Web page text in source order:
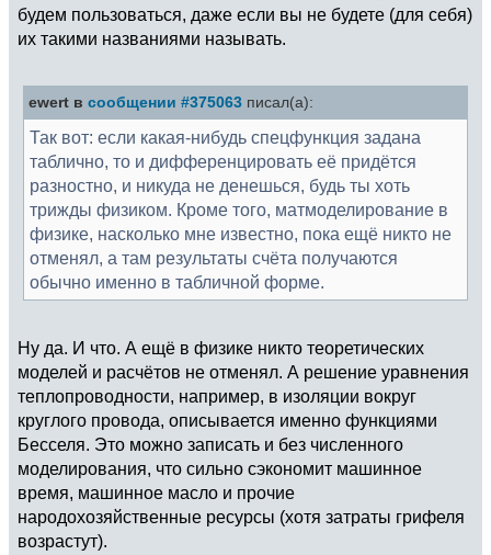
будем пользоваться, даже если вы не будете (для себя)
их такими названиями называть.
ewert в сообщении #375063 писал(а):
Так вот: если какая-нибудь спецфункция задана
таблично, то и дифференцировать её придётся
разностно, и никуда не денешься, будь ты хоть
трижды физиком. Кроме того, матмоделирование в
физике, насколько мне известно, пока ещё никто не
отменял, а там результаты счёта получаются
обычно именно в табличной форме.
Ну да. И что. А ещё в физике никто теоретических
моделей и расчётов не отменял. А решение уравнения
теплопроводности, например, в изоляции вокруг
круглого провода, описывается именно функциями
Бесселя. Это можно записать и без численного
моделирования, что сильно сэкономит машинное
время, машинное масло и прочие
народохозяйственные ресурсы (хотя затраты грифеля
возрастут).